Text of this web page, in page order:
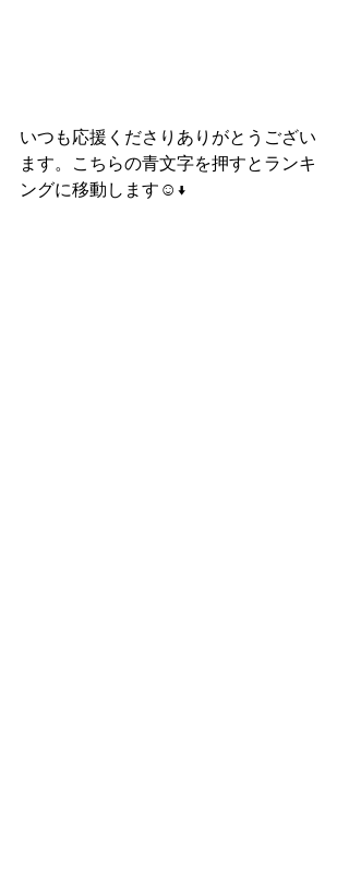
いつも応援くださりありがとうござい
ます。こちらの青文字を押すとランキ
ングに移動します☺️↓